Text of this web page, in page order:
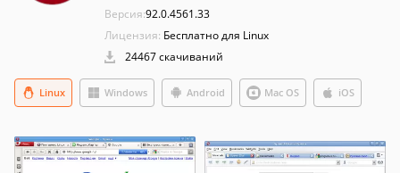
Версия:92.0.4561.33
Лицензия: Бесплатно для Linux
24467 скачиваний
Windows Android Mac OS
Linux iOS